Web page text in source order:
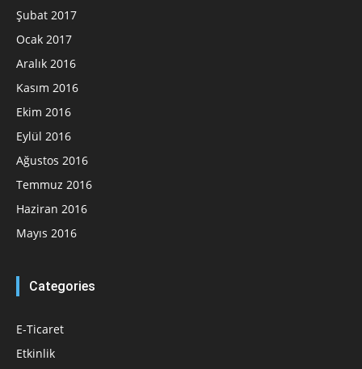
Şubat 2017
Ocak 2017
Aralık 2016
Kasım 2016
Ekim 2016
Eylül 2016
Ağustos 2016
Temmuz 2016
Haziran 2016
Mayıs 2016
Categories
E-Ticaret
Etkinlik